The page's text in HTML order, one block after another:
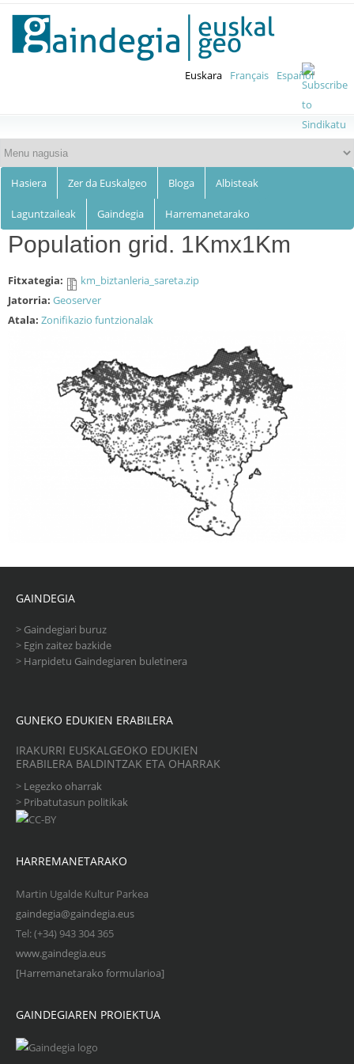
main
content
Euskalgeo
Euskara Français Español
Hasiera Zer da Euskalgeo Bloga Albisteak
Laguntzaileak Gaindegia Harremanetarako
Population grid. 1Kmx1Km
Fitxategia:
km_biztanleria_sareta.zip
Jatorria: Geoserver
Atala: Zonifikazio funtzionalak
GAINDEGIA
> Gaindegiari buruz
> Egin zaitez bazkide
> Harpidetu Gaindegiaren buletinera
GUNEKO EDUKIEN ERABILERA
IRAKURRI EUSKALGEOKO EDUKIEN
ERABILERA BALDINTZAK ETA OHARRAK
> Legezko oharrak
> Pribatutasun politikak
HARREMANETARAKO
Martin Ugalde Kultur Parkea
gaindegia@gaindegia.eus
Tel: (+34) 943 304 365
www.gaindegia.eus
[Harremanetarako formularioa]
GAINDEGIAREN PROIEKTUA